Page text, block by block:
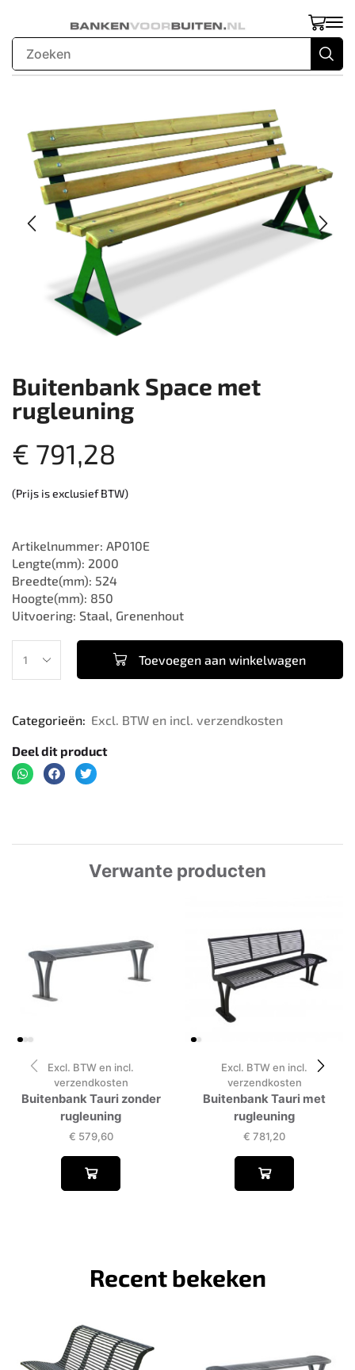
Buitenbank Space met
rugleuning
€ 791,28
(Prijs is exclusief BTW)
Artikelnummer: AP010E
Lengte(mm): 2000
Breedte(mm): 524
Hoogte(mm): 850
Uitvoering: Staal, Grenenhout
Toevoegen aan winkelwagen
Categorieën: Excl. BTW en incl. verzendkosten
Deel dit product
Verwante producten
Excl. BTW en incl.
verzendkosten
Buitenbank Tauri zonder
rugleuning
€ 579,60
Excl. BTW en incl.
verzendkosten
Buitenbank Tauri met
rugleuning
€ 781,20
Recent bekeken